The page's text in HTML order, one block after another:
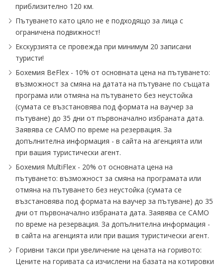
приблизително 120 км.
Пътуването като цяло не е подходящо за лица с
ограничена подвижност!
Екскурзията се провежда при минимум 20 записани
туристи!
Бохемия BeFlex - 10% от основната цена на пътуването:
възможност за смяна на датата на пътуване по същата
програма или отмяна на пътуването без неустойка
(сумата се възстановява под формата на ваучер за
пътуване) до 35 дни от първоначално избраната дата.
Заявява се САМО по време на резервация. За
допълнителна информация - в сайта на агенцията или
при вашия туристически агент.
Бохемия MultiFlex - 20% от основната цена на
пътуването: възможност за смяна на програмата или
отмяна на пътуването без неустойка (сумата се
възстановява под формата на ваучер за пътуване) до 35
дни от първоначално избраната дата. Заявява се САМО
по време на резервация. За допълнителна информация -
в сайта на агенцията или при вашия туристически агент.
Горивни такси при увеличение на цената на горивото:
Цените на горивата са изчислени на базата на котировки